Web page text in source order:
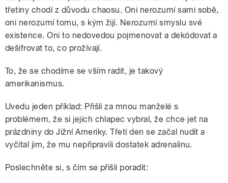
třetiny chodí z důvodu chaosu. Oni nerozumí sami sobě,
oni nerozumí tomu, s kým žijí. Nerozumí smyslu své
existence. Oni to nedovedou pojmenovat a dekódovat a
dešifrovat to, co prožívají.
To, že se chodíme se vším radit, je takový
amerikanismus.
Uvedu jeden příklad: Přišli za mnou manželé s
problémem, že si jejich chlapec vybral, že chce jet na
prázdniny do Jižní Ameriky. Třetí den se začal nudit a
vyčítal jim, že mu nepřipravili dostatek adrenalinu.
Poslechněte si, s čím se přišli poradit: